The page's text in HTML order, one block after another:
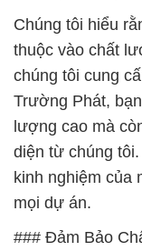
Chúng tôi hiểu
thuộc vào chất
chúng tôi cung
Trường Phát,
lượng cao mà
diện từ chúng
kinh nghiệm của
mọi dự án.
### Đảm Bảo